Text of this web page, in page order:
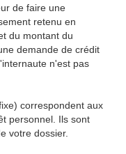
de faire une
retenu en
du montant du
demande de crédit
n'est pas
correspondent aux
personnel. Ils sont
votre dossier.